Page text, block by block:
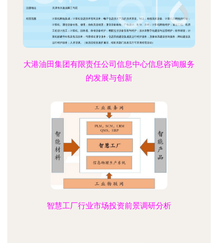
大港油田集团有限责任公司信息中心信息咨询服务
的发展与创新
智慧工厂行业市场投资前景调研分析